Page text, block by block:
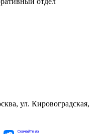
ул. Кировоградская,